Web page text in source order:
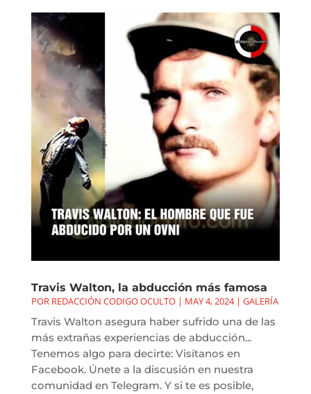
Travis Walton, la abducción más famosa
POR REDACCIÓN CODIGO OCULTO| MAY 4, 2024| GALERÍA
Travis Walton asegura haber sufrido una de las
más extrañas experiencias de abducción...
Tenemos algo para decirte: Visítanos en
Facebook. Únete a la discusión en nuestra
comunidad en Telegram. Y si te es posible,